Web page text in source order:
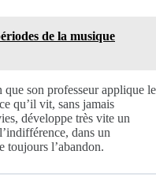
de la musique
son professeur applique le
qu’il vit, sans jamais
développe très vite un
dans un
toujours l’abandon.